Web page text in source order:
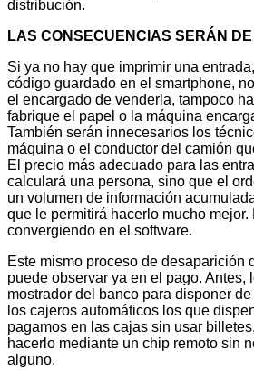
distribución.
LAS CONSECUENCIAS SERÁN
Si ya no hay que imprimir una
código guardado en el smartphone,
el encargado de venderla, tampoco
fabrique el papel o la máquina
También serán innecesarios los
máquina o el conductor del camión
El precio más adecuado para las
calculará una persona, sino que el
un volumen de información
que le permitirá hacerlo mucho mejor.
convergiendo en el software.
Este mismo proceso de desaparición
puede observar ya en el pago. Antes,
mostrador del banco para disponer
los cajeros automáticos los que
pagamos en las cajas sin usar
hacerlo mediante un chip remoto sin
alguno.